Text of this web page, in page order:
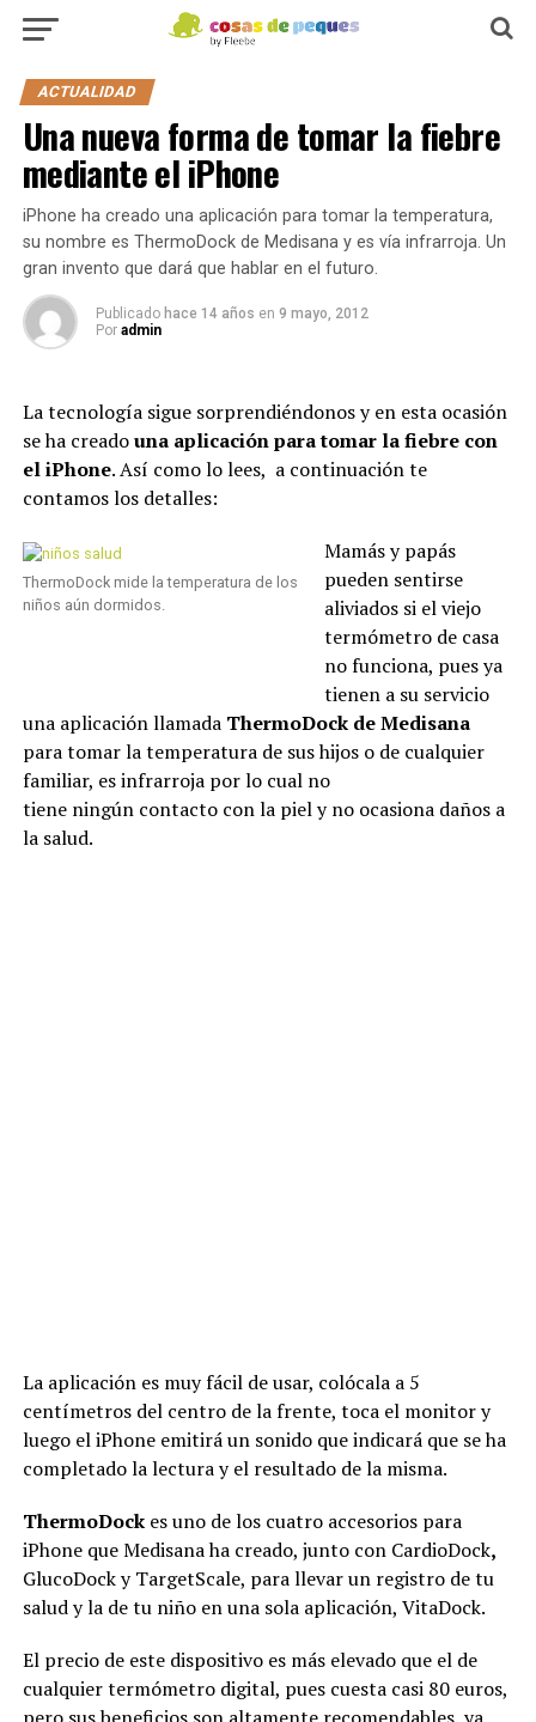
ACTUALIDAD
Una nueva forma de tomar la fiebre
mediante el iPhone
iPhone ha creado una aplicación para tomar la temperatura,
su nombre es ThermoDock de Medisana y es vía infrarroja. Un
gran invento que dará que hablar en el futuro.
Publicado hace 14 años en 9 mayo, 2012
Por admin
La tecnología sigue sorprendiéndonos y en esta ocasión
se ha creadouna aplicación para tomar la fiebre con
el iPhone. Así como lo lees, a continuación te
contamos los detalles:
ThermoDock mide la temperatura de los
niños aún dormidos.
Mamás y papás
pueden sentirse
aliviados si el viejo
termómetro de casa
no funciona, pues ya
tienen a su servicio
una aplicación llamada ThermoDock de Medisana
para tomar la temperatura de sus hijos o de cualquier
familiar, es infrarroja por lo cual no
tiene ningún contacto con la piel y no ocasiona daños a
la salud.
La aplicación es muy fácil de usar, colócala a 5
centímetros del centro de la frente, toca el monitor y
luego el iPhone emitirá un sonido que indicará que se ha
completado la lectura y el resultado de la misma.
ThermoDockes uno de los cuatro accesorios para
iPhone que Medisana ha creado, junto con CardioDock,
GlucoDock y TargetScale, para llevar un registro de tu
salud y la de tu niño en una sola aplicación, VitaDock.
El precio de este dispositivo es más elevado que el de
cualquier termómetro digital, pues cuesta casi 80 euros,